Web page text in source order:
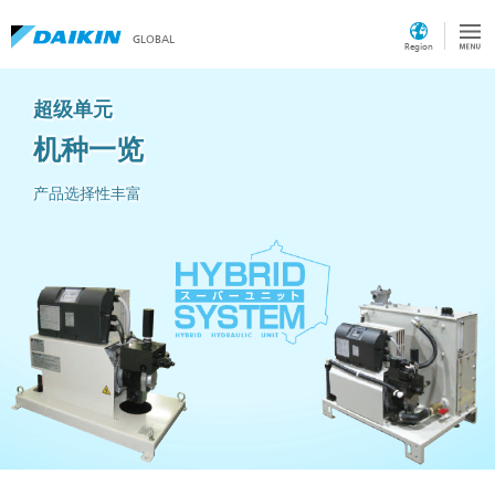
GLOBAL
Region
超级单元
机种一览
产品选择性丰富